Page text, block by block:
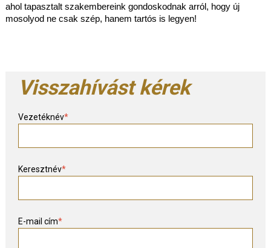
ahol tapasztalt szakembereink gondoskodnak arról, hogy új
mosolyod ne csak szép, hanem tartós is legyen!
Visszahívást kérek
Vezetéknév*
Keresztnév*
E-mail cím*